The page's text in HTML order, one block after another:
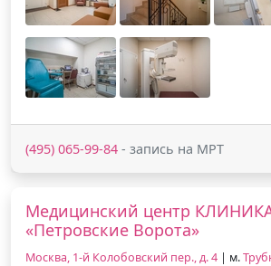
(495) 065-99-84 - запись на МРТ
Медицинский центр
«Петровские Ворота»
Москва, 1-й Колобовский пер., д. 4 | м.